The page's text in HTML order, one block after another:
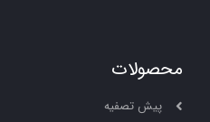
محصولات
پیش تصفیه